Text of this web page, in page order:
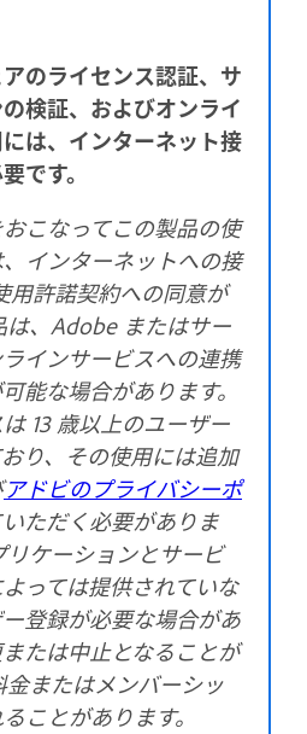
のライセンス認証、サ
検証、およびオンライ
は、インターネット接
です。
こなってこの製品の使
インターネットへの接
許諾契約への同意が
は、Adobe またはサー
インサービスへの連携
能な場合があります。
13 歳以上のユーザー
り、その使用には追加
アドビのプライバシーポ
ただく必要がありま
リケーションとサービ
っては提供されていな
登録が必要な場合があ
たは中止となることが
またはメンバーシッ
ことがあります。